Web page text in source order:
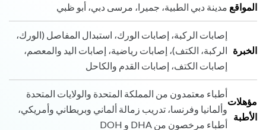
المواقع مدينة دبي الطبية، جميرا، مرسى دبي، أبو ظبي
الخبرة
إصابات الركبة، إصابات الورك، استبدال المفاصل (الورك،
الركبة، الكتف)، إصابات رياضية، إصابات اليد والمعصم،
إصابات الكتف، إصابات القدم والكاحل
مؤهلات
الأطبة
أطباء معتمدون من المملكة المتحدة والولايات المتحدة
وألمانيا وفرنسا، تدريب زمالة ألماني وبريطاني وأمريكي،
أطباء مرخصون من DHA و DOH